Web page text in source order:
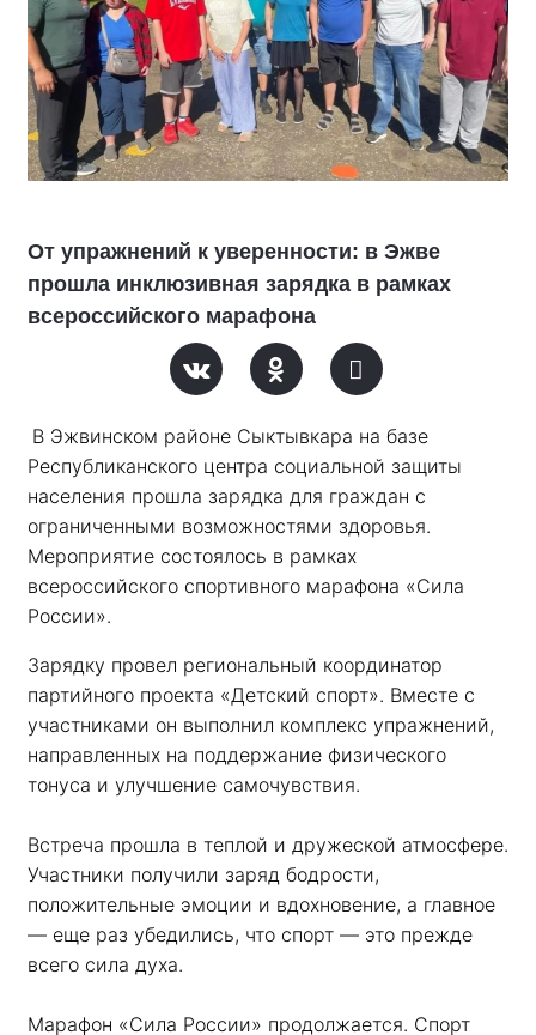
От упражнений к уверенности: в Эжве
прошла инклюзивная зарядка в рамках
всероссийского марафона
В Эжвинском районе Сыктывкара на базе
Республиканского центра социальной защиты
населения прошла зарядка для граждан с
ограниченными возможностями здоровья.
Мероприятие состоялось в рамках
всероссийского спортивного марафона «Сила
России».
Зарядку провел региональный координатор
партийного проекта «Детский спорт». Вместе с
участниками он выполнил комплекс упражнений,
направленных на поддержание физического
тонуса и улучшение самочувствия.
Встреча прошла в теплой и дружеской атмосфере.
Участники получили заряд бодрости,
положительные эмоции и вдохновение, а главное
— еще раз убедились, что спорт — это прежде
всего сила духа.
Марафон «Сила России» продолжается. Спорт